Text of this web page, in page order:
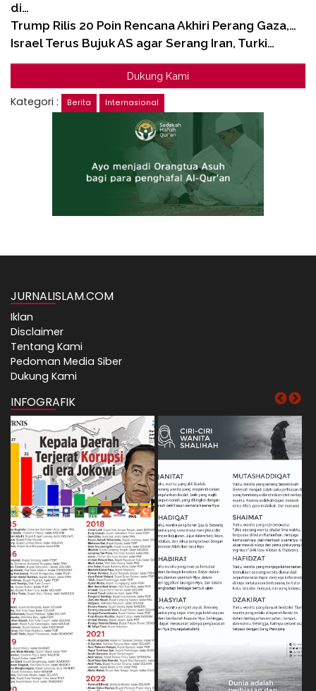
di…
Trump Rilis 20 Poin Rencana Akhiri Perang Gaza,…
Israel Terus Bujuk AS agar Serang Iran, Turki…
Dukung Kami
Kategori : Berita Internasional
JURNALISLAM.COM
Iklan
Disclaimer
Tentang Kami
Pedoman Media Siber
Dukung Kami
INFOGRAFIK